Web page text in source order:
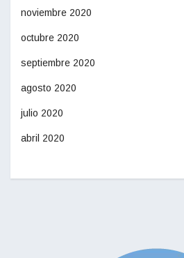
noviembre 2020
octubre 2020
septiembre 2020
agosto 2020
julio 2020
abril 2020